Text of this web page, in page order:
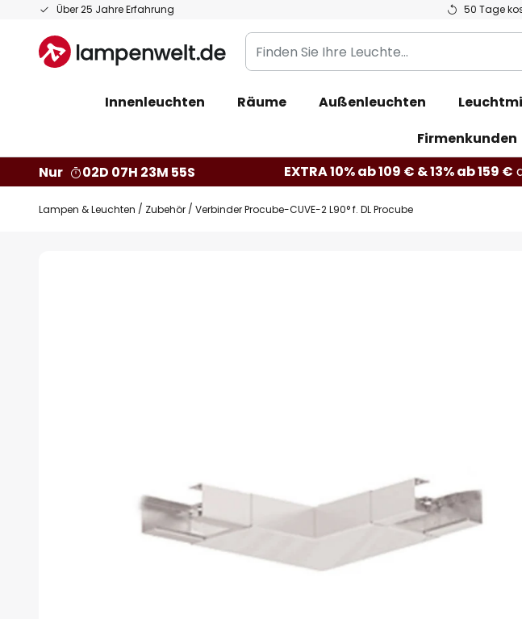
Über 25 Jahre Erfahrung 50 Tage
Zum
springen
Finden
Sie
Leuchte...
Innenleuchten Räume Außenleuchten
Firmenkunden
Nur
02D 07H 23M 55S EXTRA 10% ab 109 € & 13% ab 159 €
Lampen & Leuchten Zubehör Verbinder Procube-CUVE-2 L90° f. DL Procube